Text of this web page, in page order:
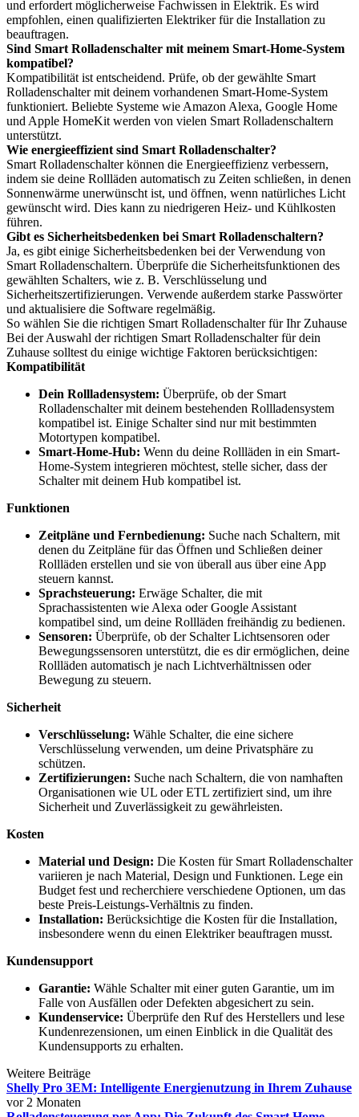
und erfordert möglicherweise Fachwissen in Elektrik. Es wird
empfohlen, einen qualifizierten Elektriker für die Installation zu
beauftragen.
Sind Smart Rolladenschalter mit meinem Smart-Home-System
kompatibel?
Kompatibilität ist entscheidend. Prüfe, ob der gewählte Smart
Rolladenschalter mit deinem vorhandenen Smart-Home-System
funktioniert. Beliebte Systeme wie Amazon Alexa, Google Home
und Apple HomeKit werden von vielen Smart Rolladenschaltern
unterstützt.
Wie energieeffizient sind Smart Rolladenschalter?
Smart Rolladenschalter können die Energieeffizienz verbessern,
indem sie deine Rollläden automatisch zu Zeiten schließen, in denen
Sonnenwärme unerwünscht ist, und öffnen, wenn natürliches Licht
gewünscht wird. Dies kann zu niedrigeren Heiz- und Kühlkosten
führen.
Gibt es Sicherheitsbedenken bei Smart Rolladenschaltern?
Ja, es gibt einige Sicherheitsbedenken bei der Verwendung von
Smart Rolladenschaltern. Überprüfe die Sicherheitsfunktionen des
gewählten Schalters, wie z. B. Verschlüsselung und
Sicherheitszertifizierungen. Verwende außerdem starke Passwörter
und aktualisiere die Software regelmäßig.
So wählen Sie die richtigen Smart Rolladenschalter für Ihr Zuhause
Bei der Auswahl der richtigen Smart Rolladenschalter für dein
Zuhause solltest du einige wichtige Faktoren berücksichtigen:
Kompatibilität
Dein Rollladensystem: Überprüfe, ob der Smart
Rolladenschalter mit deinem bestehenden Rollladensystem
kompatibel ist. Einige Schalter sind nur mit bestimmten
Motortypen kompatibel.
Smart-Home-Hub: Wenn du deine Rollläden in ein Smart-
Home-System integrieren möchtest, stelle sicher, dass der
Schalter mit deinem Hub kompatibel ist.
Funktionen
Zeitpläne und Fernbedienung: Suche nach Schaltern, mit
denen du Zeitpläne für das Öffnen und Schließen deiner
Rollläden erstellen und sie von überall aus über eine App
steuern kannst.
Sprachsteuerung: Erwäge Schalter, die mit
Sprachassistenten wie Alexa oder Google Assistant
kompatibel sind, um deine Rollläden freihändig zu bedienen.
Sensoren: Überprüfe, ob der Schalter Lichtsensoren oder
Bewegungssensoren unterstützt, die es dir ermöglichen, deine
Rollläden automatisch je nach Lichtverhältnissen oder
Bewegung zu steuern.
Sicherheit
Verschlüsselung: Wähle Schalter, die eine sichere
Verschlüsselung verwenden, um deine Privatsphäre zu
schützen.
Zertifizierungen: Suche nach Schaltern, die von namhaften
Organisationen wie UL oder ETL zertifiziert sind, um ihre
Sicherheit und Zuverlässigkeit zu gewährleisten.
Kosten
Material und Design: Die Kosten für Smart Rolladenschalter
variieren je nach Material, Design und Funktionen. Lege ein
Budget fest und recherchiere verschiedene Optionen, um das
beste Preis-Leistungs-Verhältnis zu finden.
Installation: Berücksichtige die Kosten für die Installation,
insbesondere wenn du einen Elektriker beauftragen musst.
Kundensupport
Garantie: Wähle Schalter mit einer guten Garantie, um im
Falle von Ausfällen oder Defekten abgesichert zu sein.
Kundenservice: Überprüfe den Ruf des Herstellers und lese
Kundenrezensionen, um einen Einblick in die Qualität des
Kundensupports zu erhalten.
Weitere Beiträge
Shelly Pro 3EM: Intelligente Energienutzung in Ihrem Zuhause
vor 2 Monaten